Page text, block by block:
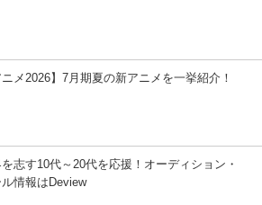
ニメ2026】7月期夏の新アニメを一挙紹介！
志す10代～20代を応援！オーディション・
情報はDeview